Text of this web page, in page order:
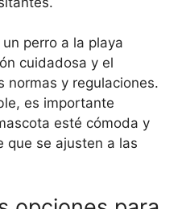
perro a la playa
cuidadosa y el
normas y regulaciones.
es importante
esté cómoda y
que se ajusten a las